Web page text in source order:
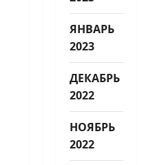
ЯНВАРЬ
2023
ДЕКАБРЬ
2022
НОЯБРЬ
2022